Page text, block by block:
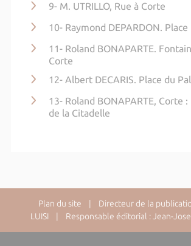
9- M. UTRILLO, Rue à Corte
10- Raymond DEPARDON. Place
11- Roland BONAPARTE.
Corte
12- Albert DECARIS. Place du
13- Roland BONAPARTE, Corte
de la Citadelle
Plan du site | Directeur de la
LUISI | Responsable éditorial : Jean-